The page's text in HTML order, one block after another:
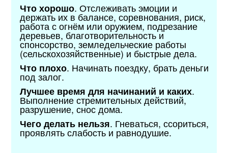
Что хорошо. Отслеживать эмоции и
держать их в балансе, соревнования, риск,
работа с огнём или оружием, подрезание
деревьев, благотворительность и
спонсорство, земледельческие работы
(сельскохозяйственные) и быстрые дела.
Что плохо. Начинать поездку, брать деньги
под залог.
Лучшее время для начинаний и каких.
Выполнение стремительных действий,
разрушение, снос дома.
Чего делать нельзя. Гневаться, ссориться,
проявлять слабость и равнодушие.